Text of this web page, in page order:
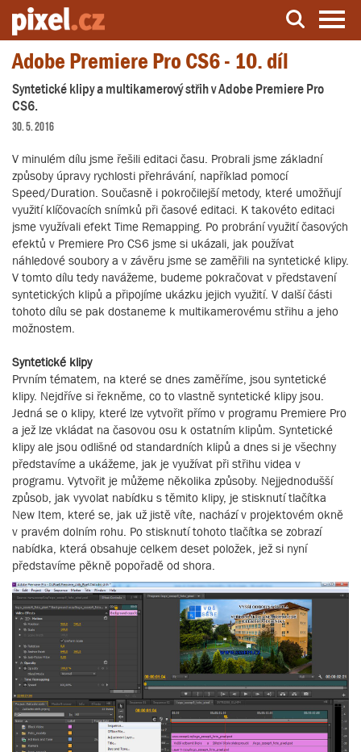
Server o natáčení a zpracování videa
Adobe Premiere Pro CS6 - 10. díl
Syntetické klipy a multikamerový střih v Adobe Premiere Pro
CS6.
30. 5. 2016
V minulém dílu jsme řešili editaci času. Probrali jsme základní
způsoby úpravy rychlosti přehrávání, například pomocí
Speed/Duration. Současně i pokročilejší metody, které umožňují
využití klíčovacích snímků při časové editaci. K takovéto editaci
jsme využívali efekt Time Remapping. Po probrání využití časových
efektů v Premiere Pro CS6 jsme si ukázali, jak používat
náhledové soubory a v závěru jsme se zaměřili na syntetické klipy.
V tomto dílu tedy navážeme, budeme pokračovat v představení
syntetických klipů a připojíme ukázku jejich využití. V další části
tohoto dílu se pak dostaneme k multikamerovému střihu a jeho
možnostem.
Syntetické klipy
Prvním tématem, na které se dnes zaměříme, jsou syntetické
klipy. Nejdříve si řekněme, co to vlastně syntetické klipy jsou.
Jedná se o klipy, které lze vytvořit přímo v programu Premiere Pro
a jež lze vkládat na časovou osu k ostatním klipům. Syntetické
klipy ale jsou odlišné od standardních klipů a dnes si je všechny
představíme a ukážeme, jak je využívat při střihu videa v
programu. Vytvořit je můžeme několika způsoby. Nejjednodušší
způsob, jak vyvolat nabídku s těmito klipy, je stisknutí tlačítka
New Item, které se, jak už jistě víte, nachází v projektovém okně
v pravém dolním rohu. Po stisknutí tohoto tlačítka se zobrazí
nabídka, která obsahuje celkem deset položek, jež si nyní
představíme pěkně popořadě od shora.